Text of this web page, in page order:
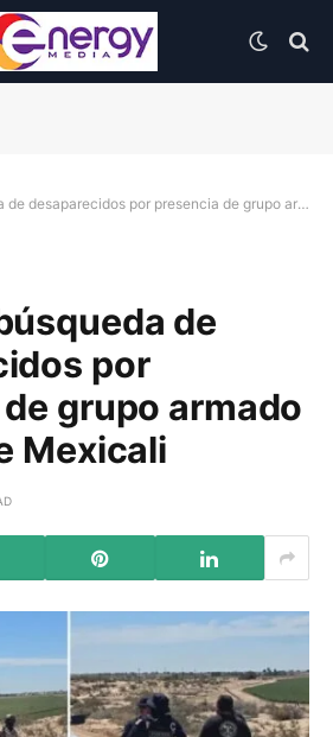
por presencia de grupo armado en Valle de Mexicali
de
por
grupo armado
Mexicali